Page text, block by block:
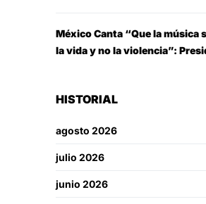
México Canta “Que la música
la vida y no la violencia”:
HISTORIAL
agosto 2026
julio 2026
junio 2026